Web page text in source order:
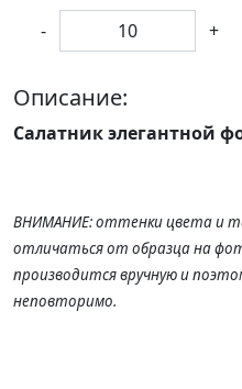
- +
Описание:
Салатник элегантной
ВНИМАНИЕ: оттенки цвета и
отличаться от образца на
производится вручную и
неповторимо.